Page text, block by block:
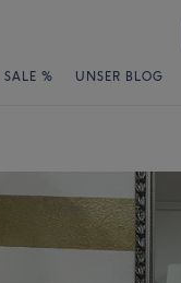
SALE % UNSER BLOG